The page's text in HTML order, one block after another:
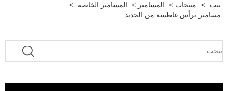
بيت > منتجات > المسامير > المسامير الخاصة
>
مسامير برأس غاطسة من الحديد